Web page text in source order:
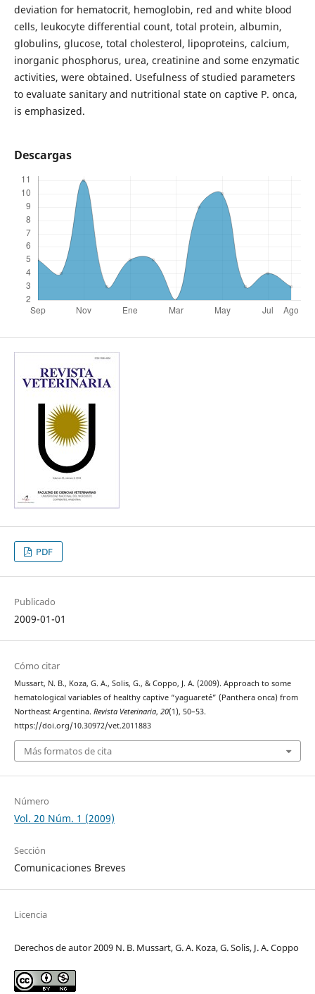
deviation for hematocrit, hemoglobin, red and white blood
cells, leukocyte differential count, total protein, albumin,
globulins, glucose, total cholesterol, lipoproteins, calcium,
inorganic phosphorus, urea, creatinine and some enzymatic
activities, were obtained. Usefulness of studied parameters
to evaluate sanitary and nutritional state on captive P. onca,
is emphasized.
Descargas
PDF
Publicado
2009-01-01
Cómo citar
Mussart, N. B., Koza, G. A., Solis, G., & Coppo, J. A. (2009). Approach to some
hematological variables of healthy captive “yaguareté” (Panthera onca) from
Northeast Argentina. Revista Veterinaria, 20(1), 50–53.
https://doi.org/10.30972/vet.2011883
Más formatos de cita
Número
Vol. 20 Núm. 1 (2009)
Sección
Comunicaciones Breves
Licencia
Derechos de autor 2009 N. B. Mussart, G. A. Koza, G. Solis, J. A. Coppo